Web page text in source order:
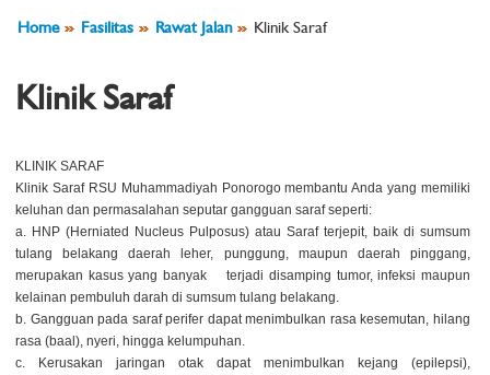
Home Fasilitas Rawat Jalan Klinik Saraf
Klinik Saraf
KLINIK SARAF
Klinik Saraf RSU Muhammadiyah Ponorogo membantu Anda yang memiliki
keluhan dan permasalahan seputar gangguan saraf seperti:
a. HNP (Herniated Nucleus Pulposus) atau Saraf terjepit, baik di sumsum
tulang belakang daerah leher, punggung, maupun daerah pinggang,
merupakan kasus yang banyak terjadi disamping tumor, infeksi maupun
kelainan pembuluh darah di sumsum tulang belakang.
b. Gangguan pada saraf perifer dapat menimbulkan rasa kesemutan, hilang
rasa (baal), nyeri, hingga kelumpuhan.
c. Kerusakan jaringan otak dapat menimbulkan kejang (epilepsi),